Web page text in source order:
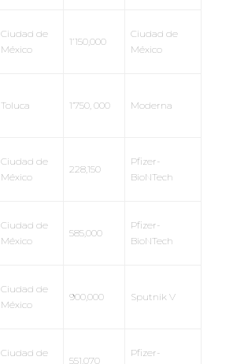
Ciudad de
México
1’150,000
Ciudad de
México
Toluca 1’750, 000 Moderna
Ciudad de
México
228,150
Pfizer-
BioNTech
Ciudad de
México
585,000
Pfizer-
BioNTech
Ciudad de
México
900,000 Sputnik V
Ciudad de
551,070
Pfizer-